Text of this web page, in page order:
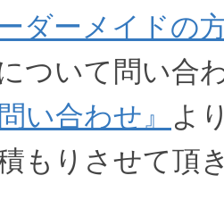
ーダーメイドの
ついて問い合
い合わせ』
よ
もりさせて頂